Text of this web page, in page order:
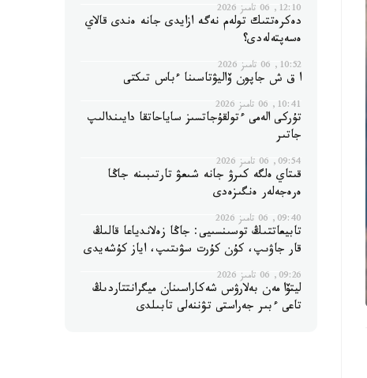
12:10, 06 تامىز 2026
دەكرەتتىك تولەم نەگە ازايدى جانە ەندى قالاي
ەسەپتەلەدى؟
10:52, 06 تامىز 2026
ا ق ش جاپون ۆاليۋتاسىنا ءباس تىكتى
10:41, 06 تامىز 2026
تۇركى الەمى ءتولقۇجاتسىز ساياحاتقا دايىندالىپ
جاتىر
09:54, 06 تامىز 2026
قىتاي ەلگە كىرۋ جانە شىعۋ تارتىبىنە جاڭا
ەرەجەلەر ەنگىزەدى
09:40, 06 تامىز 2026
تابيعاتتىڭ توسىنسىيى: جاڭا زەلاندياعا قالىڭ
قار جاۋىپ، كۇن كۇرت سۋىتىپ، اياز كۇشەيدى
09:26, 06 تامىز 2026
ليتۆا مەن بەلارۋس شەكاراسىنان ميگرانتتاردىڭ
تاعى ءبىر جەراستى تۋننەلى تابىلدى